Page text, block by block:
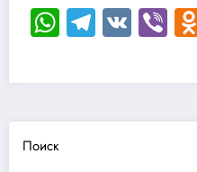
WhatsApp
VK
Поиск